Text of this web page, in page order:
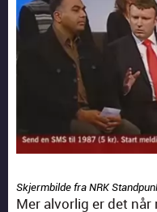
Skjerm­bilde fra NRK
Mer alvorlig er det